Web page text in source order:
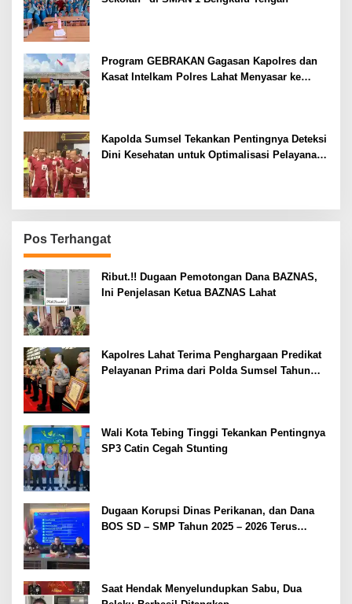
Program GEBRAKAN Gagasan Kapolres dan
Kasat Intelkam Polres Lahat Menyasar ke
Kapolda Sumsel Tekankan Pentingnya Deteksi
Dini Kesehatan untuk Optimalisasi Pelayanan
Pos Terhangat
Ribut.!! Dugaan Pemotongan Dana BAZNAS,
Ini Penjelasan Ketua BAZNAS Lahat
Kapolres Lahat Terima Penghargaan Predikat
Pelayanan Prima dari Polda Sumsel Tahun
Wali Kota Tebing Tinggi Tekankan Pentingnya
SP3 Catin Cegah Stunting
Dugaan Korupsi Dinas Perikanan, dan Dana
BOS SD – SMP Tahun 2025 – 2026 Terus
Saat Hendak Menyelundupkan Sabu, Dua